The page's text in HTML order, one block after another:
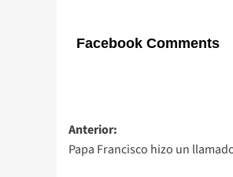
Facebook Comments
Navegación
de
Anterior:
Papa Francisco hizo un